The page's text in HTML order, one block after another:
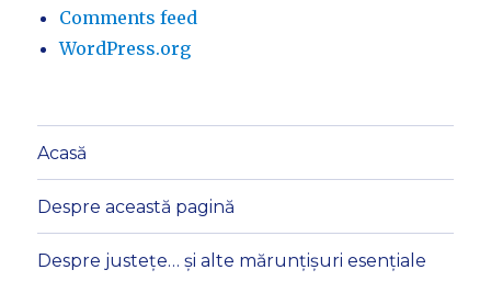
Comments feed
WordPress.org
Acasă
Despre această pagină
Despre justețe… și alte mărunțișuri esențiale